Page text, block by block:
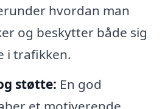
hvordan man
og beskytter både sig
i trafikken.
støtte: En god